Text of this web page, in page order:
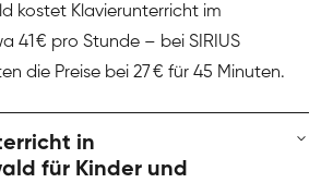
kostet Klavierunterricht im
41 € pro Stunde – bei SIRIUS
die Preise bei 27 € für 45 Minuten.
in
für Kinder und